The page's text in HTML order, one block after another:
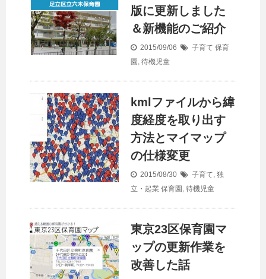
版に更新しました
＆新機能のご紹介
2015/09/06 子育て 保育
園 , 待機児童
kmlファイルから緯
度経度を取り出す
方法とマイマップ
の仕様変更
2015/08/30 子育て, 独
立・起業 保育園 , 待機児童
東京23区保育園マ
ップの更新作業を
改善した話